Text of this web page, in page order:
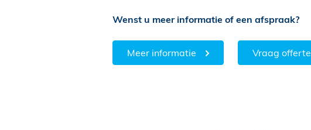
Wenst u meer informatie of een afspraak?
Meer informatie Vraag offerte